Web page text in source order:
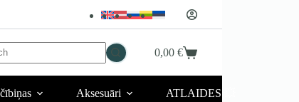
Iepirkumu
0,00€
Aksesuāri ATLAIDES 💥